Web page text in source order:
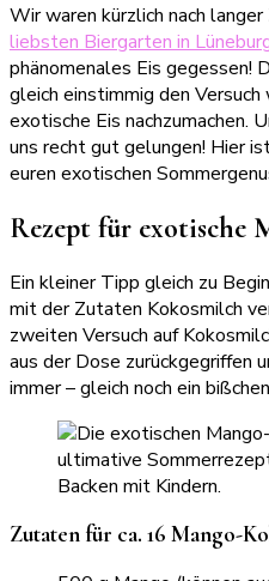
Wir waren kürzlich nach
liebsten Biergarten in
phänomenales Eis gegessen!
gleich einstimmig den
exotische Eis nachzumachen.
uns recht gut gelungen! Hier
euren exotischen
Rezept für exotische
Ein kleiner Tipp gleich zu
mit der Zutaten Kokosmilch
zweiten Versuch auf
aus der Dose zurückgegriffen
immer – gleich noch ein
Zutaten für ca. 16 Mango-